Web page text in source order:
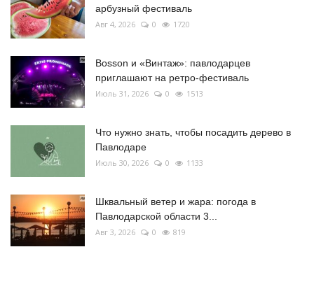
арбузный фестиваль
Авг 4, 2026 0 1720
Bosson и «Винтаж»: павлодарцев
приглашают на ретро-фестиваль
Июль 31, 2026 0 1513
Что нужно знать, чтобы посадить дерево в
Павлодаре
Июль 30, 2026 0 1133
Шквальный ветер и жара: погода в
Павлодарской области 3...
Авг 3, 2026 0 819